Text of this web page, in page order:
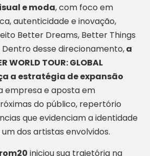
e moda, com foco em
autenticidade e inovação,
Better Dreams, Better Things
desse direcionamento,a
WORLD TOUR: GLOBAL
a estratégia de expansão
empresa e aposta em
do público, repertório
que evidenciam a identidade
dos artistas envolvidos.
iniciou sua trajetória na